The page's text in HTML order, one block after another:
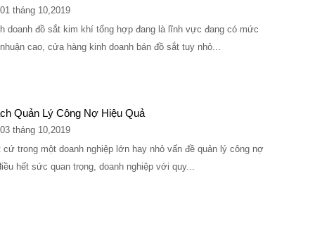
01 tháng 10,2019
doanh đồ sắt kim khí tổng hợp đang là lĩnh vực đang có mức
cao, cửa hàng kinh doanh bán đồ sắt tuy nhỏ...
Quản Lý Công Nợ Hiệu Quả
03 tháng 10,2019
cứ trong một doanh nghiệp lớn hay nhỏ vấn đề quản lý công nợ
hết sức quan trọng, doanh nghiệp với quy...